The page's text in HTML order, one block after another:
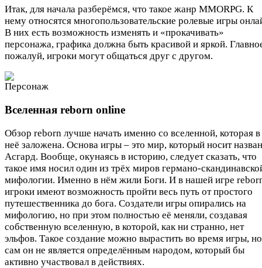
Итак, для начала разберёмся, что такое жанр MMORPG. К
нему относятся многопользовательские ролевые игры
В них есть возможность изменять и «прокачивать»
персонажа, графика должна быть красивой и яркой.
пожалуй, игроки могут общаться друг с другом.
Вселенная reborn online
Обзор reborn лучше начать именно со вселенной, которая в
неё заложена. Основа игры – это мир, который носит
Асгард. Вообще, окунаясь в историю, следует сказать, что
такое имя носил один из трёх миров германо-
мифологии. Именно в нём жили Боги. И в нашей игре
игроки имеют возможность пройти весь путь от простого
путешественника до бога. Создатели игры опирались на
мифологию, но при этом полностью её меняли, создавая
собственную вселенную, в которой, как ни странно, нет
эльфов. Такое создание можно вырастить во время игры, но
сам он не является определённым народом, который бы
активно участвовал в действиях.